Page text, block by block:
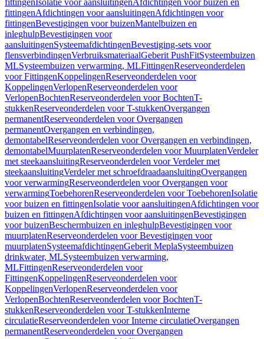
fittingenIsolatie voor aansluitingenAfdichtingen voor buizen en
fittingenAfdichtingen voor aansluitingenAfdichtingen voor
fittingenBevestigingen voor buizenMantelbuizen en
inleghulpBevestigingen voor
aansluitingenSysteemafdichtingenBevestiging-sets voor
flensverbindingenVerbruiksmateriaalGeberit PushFitSysteembuizen
MLSysteembuizen verwarming, MLFittingenReserveonderdelen
voor FittingenKoppelingenReserveonderdelen voor
KoppelingenVerlopenReserveonderdelen voor
VerlopenBochtenReserveonderdelen voor BochtenT-
stukkenReserveonderdelen voor T-stukkenOvergangen
permanentReserveonderdelen voor Overgangen
permanentOvergangen en verbindingen,
demontabelReserveonderdelen voor Overgangen en verbindingen,
demontabelMuurplatenReserveonderdelen voor MuurplatenVerdeler
met steekaansluitingReserveonderdelen voor Verdeler met
steekaansluitingVerdeler met schroefdraadaansluitingOvergangen
voor verwarmingReserveonderdelen voor Overgangen voor
verwarmingToebehorenReserveonderdelen voor ToebehorenIsolatie
voor buizen en fittingenIsolatie voor aansluitingenAfdichtingen voor
buizen en fittingenAfdichtingen voor aansluitingenBevestigingen
voor buizenBeschermbuizen en inleghulpBevestigingen voor
muurplatenReserveonderdelen voor Bevestigingen voor
muurplatenSysteemafdichtingenGeberit MeplaSysteembuizen
drinkwater, MLSysteembuizen verwarming,
MLFittingenReserveonderdelen voor
FittingenKoppelingenReserveonderdelen voor
KoppelingenVerlopenReserveonderdelen voor
VerlopenBochtenReserveonderdelen voor BochtenT-
stukkenReserveonderdelen voor T-stukkenInterne
circulatieReserveonderdelen voor Interne circulatieOvergangen
permanentReserveonderdelen voor Overgangen